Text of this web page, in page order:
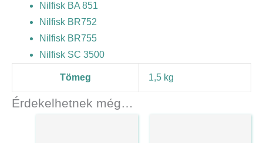
Nilfisk BA 851
Nilfisk BR752
Nilfisk BR755
Nilfisk SC 3500
Tömeg 1,5 kg
Érdekelhetnek még…